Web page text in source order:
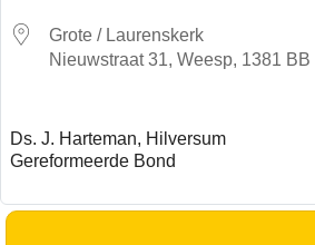
Grote / Laurenskerk
Nieuwstraat 31, Weesp, 1381 BB
Ds. J. Harteman, Hilversum
Gereformeerde Bond